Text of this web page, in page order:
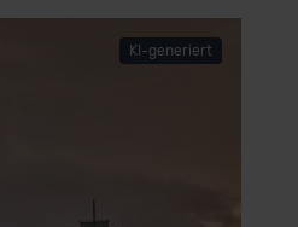
KI-generiert